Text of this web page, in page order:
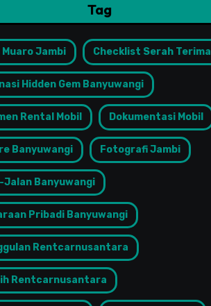
Tag
Muaro Jambi Checklist Serah Terima
Hidden Gem Banyuwangi
Rental Mobil Dokumentasi Mobil
Banyuwangi Fotografi Jambi
Jalan Banyuwangi
Pribadi Banyuwangi
Rentcarnusantara
Rentcarnusantara